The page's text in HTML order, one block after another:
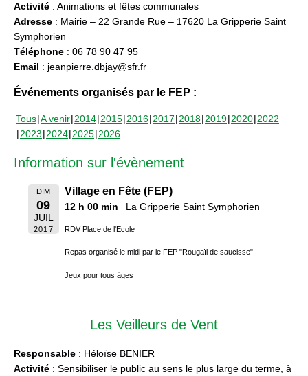
Activité : Animations et fêtes communales
Adresse : Mairie – 22 Grande Rue – 17620 La Gripperie Saint
Symphorien
Téléphone : 06 78 90 47 95
Email : jeanpierre.dbjay@sfr.fr
Événements organisés par le FEP :
Tous A venir 2014 2015 2016 2017 2018 2019 2020 2022
2023 2024 2025 2026
Information sur l'évènement
DIM
09
JUIL
2017
Village en Fête (FEP)
12 h 00 min La Gripperie Saint Symphorien
RDV Place de l'Ecole
Repas organisé le midi par le FEP "Rougaïl de saucisse"
Jeux pour tous âges
Les Veilleurs de Vent
Responsable : Héloïse BENIER
Activité : Sensibiliser le public au sens le plus large du terme, à